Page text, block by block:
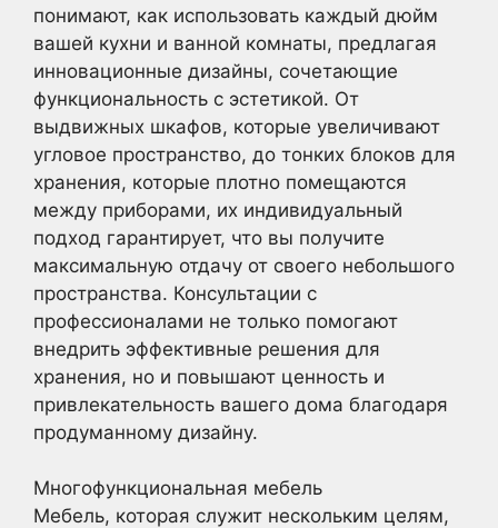
понимают, как использовать каждый дюйм
вашей кухни и ванной комнаты, предлагая
инновационные дизайны, сочетающие
функциональность с эстетикой. От
выдвижных шкафов, которые увеличивают
угловое пространство, до тонких блоков для
хранения, которые плотно помещаются
между приборами, их индивидуальный
подход гарантирует, что вы получите
максимальную отдачу от своего небольшого
пространства. Консультации с
профессионалами не только помогают
внедрить эффективные решения для
хранения, но и повышают ценность и
привлекательность вашего дома благодаря
продуманному дизайну.
Многофункциональная мебель
Мебель, которая служит нескольким целям,